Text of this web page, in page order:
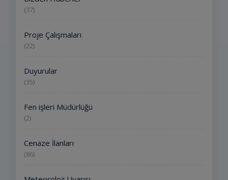
(37)
Proje Çalışmaları
(22)
Duyurular
(35)
Fen işleri Müdürlüğü
(2)
Cenaze İlanları
(86)